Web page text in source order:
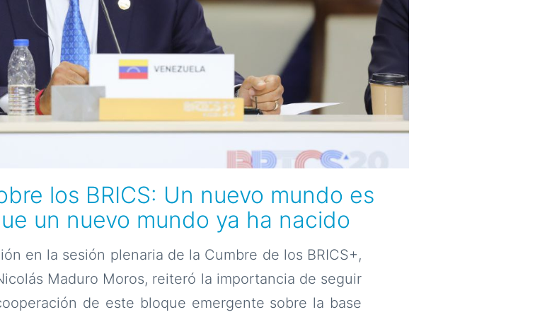
los BRICS: Un nuevo mundo es
un nuevo mundo ya ha nacido
en la sesión plenaria de la Cumbre de los BRICS+,
Maduro Moros, reiteró la importancia de seguir
de este bloque emergente sobre la base